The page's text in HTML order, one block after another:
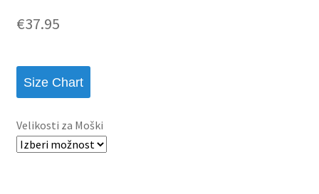
€37.95
Size Chart
Velikosti za Moški